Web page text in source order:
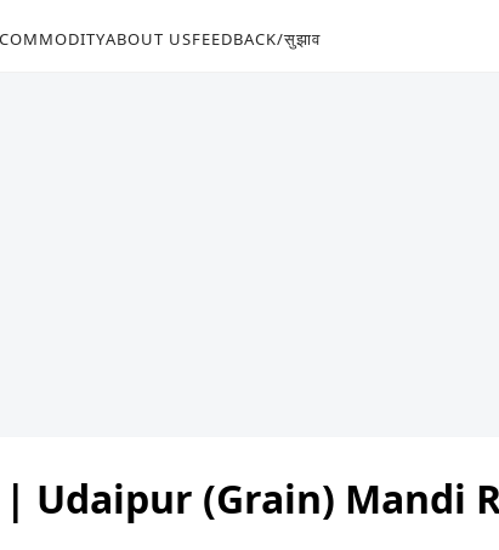
COMMODITYABOUT USFEEDBACK/सुझाव
| Udaipur (Grain) Mandi